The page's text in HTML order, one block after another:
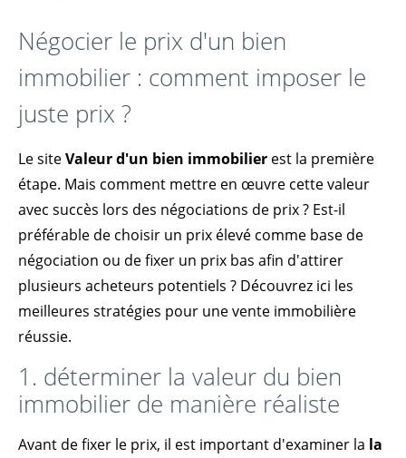
Négocier le prix d'un bien
immobilier : comment imposer le
juste prix ?
Le siteValeur d'un bien immobilier est la première
étape. Mais comment mettre en œuvre cette valeur
avec succès lors des négociations de prix ? Est-il
préférable de choisir un prix élevé comme base de
négociation ou de fixer un prix bas afin d'attirer
plusieurs acheteurs potentiels ? Découvrez ici les
meilleures stratégies pour une vente immobilière
réussie.
1. déterminer la valeur du bien
immobilier de manière réaliste
Avant de fixer le prix, il est important d'examiner la la